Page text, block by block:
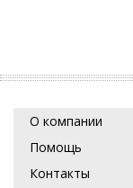
О компании
Помощь
Контакты